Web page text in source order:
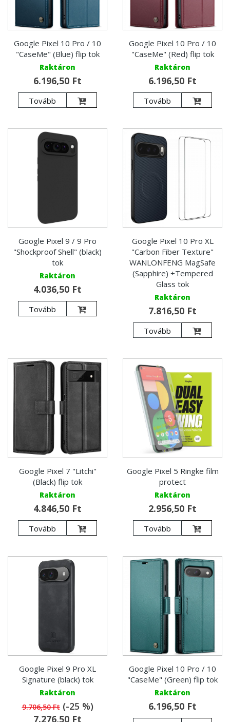
Google Pixel 10 Pro / 10
"CaseMe" (Blue) flip tok
Raktáron
6.196,50 Ft
Tovább
Google Pixel 10 Pro / 10
"CaseMe" (Red) flip tok
Raktáron
6.196,50 Ft
Tovább
Google Pixel 9 / 9 Pro
"Shockproof Shell" (black)
tok
Raktáron
4.036,50 Ft
Tovább
Google Pixel 10 Pro XL
"Carbon Fiber Texture"
WANLONFENG MagSafe
(Sapphire) +Tempered
Glass tok
Raktáron
7.816,50 Ft
Tovább
Google Pixel 7 "Litchi"
(Black) flip tok
Raktáron
4.846,50 Ft
Tovább
Google Pixel 5 Ringke film
protect
Raktáron
2.956,50 Ft
Tovább
Google Pixel 9 Pro XL
Signature (black) tok
Raktáron
9.706,50 Ft(-25 %)
7.276,50 Ft
Google Pixel 10 Pro / 10
"CaseMe" (Green) flip tok
Raktáron
6.196,50 Ft